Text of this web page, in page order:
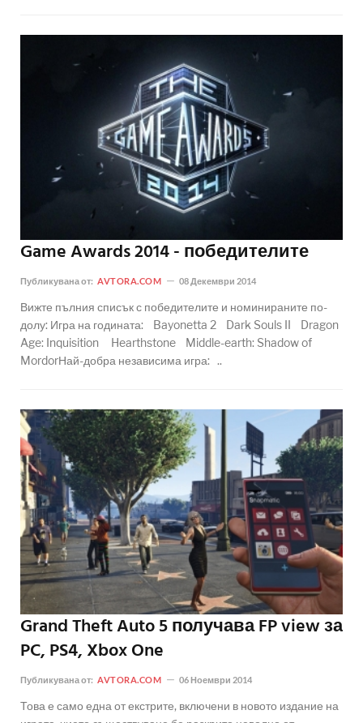
Game Awards 2014 - победителите
Публикувана от: AVTORA.COM 08 Декември 2014
Вижте пълния списък с победителите и номинираните по-
долу: Игра на годината: Bayonetta 2 Dark Souls II Dragon
Age: Inquisition Hearthstone Middle-earth: Shadow of
MordorНай-добра независима игра: ..
Grand Theft Auto 5 получава FP view за
PC, PS4, Xbox One
Публикувана от: AVTORA.COM 06 Ноември 2014
Това е само една от екстрите, включени в новото издание на